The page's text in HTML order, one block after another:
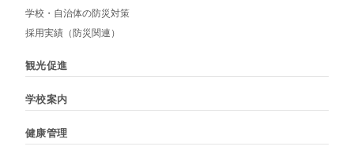
学校・自治体の防災対策
採用実績（防災関連）
観光促進
学校案内
健康管理